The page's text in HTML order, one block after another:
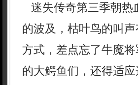
迷失传奇第三季朝热
的波及，枯叶鸟的叫
方式，差点忘了牛魔
的大鳄鱼们，还得适